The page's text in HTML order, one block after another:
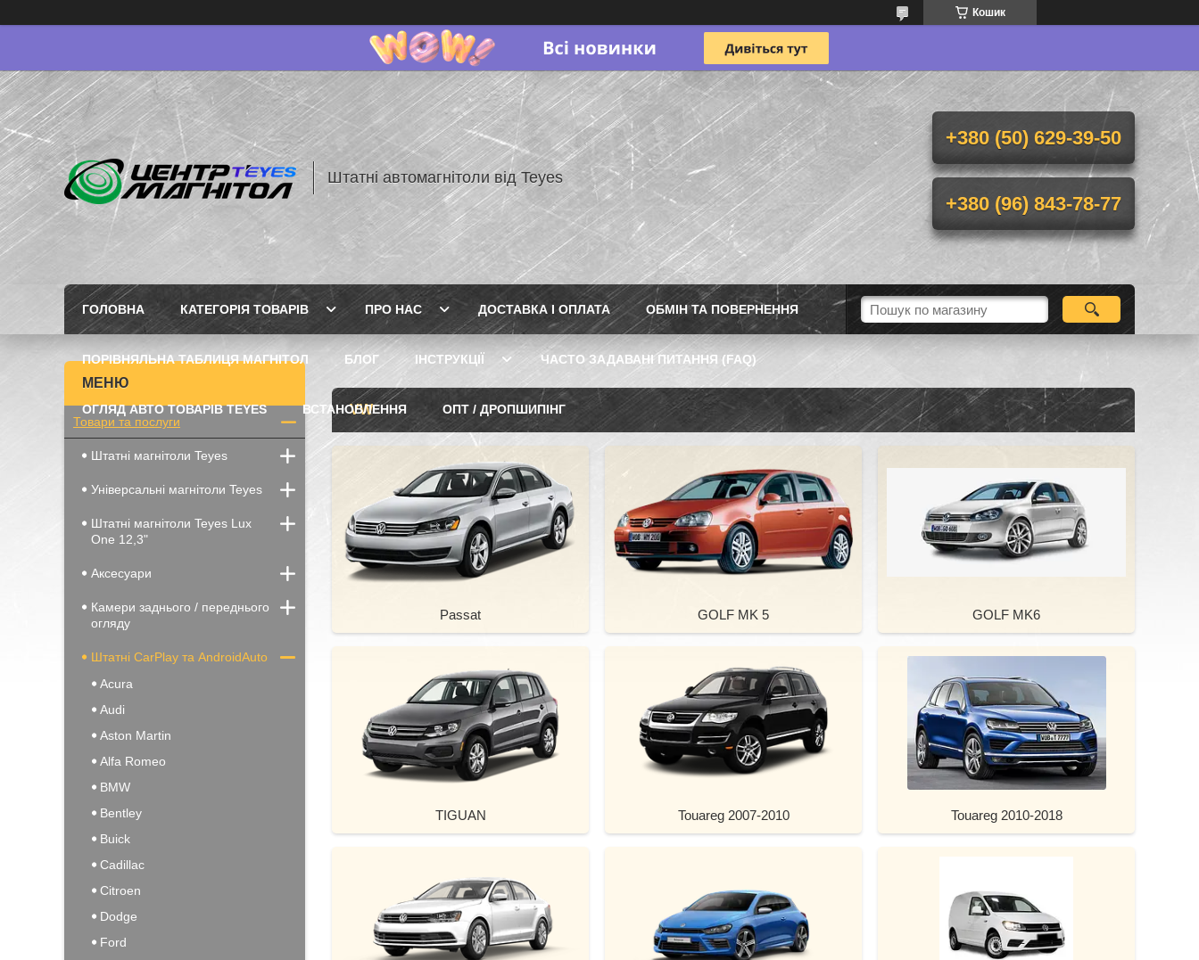
Кошик
Штатні автомагнітоли від Teyes
+380 (50) 629-39-50
+380 (96) 843-78-77
ГОЛОВНА КАТЕГОРІЯ ТОВАРІВ ПРО НАС ДОСТАВКА І ОПЛАТА ОБМІН ТА ПОВЕРНЕННЯ
ПОРІВНЯЛЬНА ТАБЛИЦЯ МАГНІТОЛ БЛОГ ІНСТРУКЦІЇ ЧАСТО ЗАДАВАНІ ПИТАННЯ (FAQ)
ОГЛЯД АВТО ТОВАРІВ TEYES ВСТАНОВЛЕННЯ ОПТ / ДРОПШИПІНГ
VW
Passat GOLF MK 5 GOLF MK6
TIGUAN Touareg 2007-2010 Touareg 2010-2018
Товари та послуги
Штатні магнітоли Teyes
Універсальні магнітоли Teyes
Штатні магнітоли Teyes Lux
One 12,3"
Аксесуари
Камери заднього / переднього
огляду
Штатні CarPlay та AndroidAuto
Acura
Audi
Aston Martin
Alfa Romeo
BMW
Bentley
Buick
Cadillac
Citroen
Dodge
Ford